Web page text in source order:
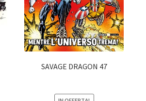
SAVAGE DRAGON 47